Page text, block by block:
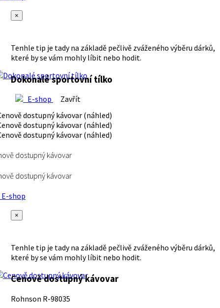
×
Tenhle tip je tady na základě pečlivě zváženého výběru dárků,
které by se vám mohly líbit nebo hodit.
Dokonalé sportovní tílko
E-shop Zavřít
dostupný kávovar
dostupný kávovar
shop
×
Tenhle tip je tady na základě pečlivě zváženého výběru dárků,
které by se vám mohly líbit nebo hodit.
Cenově dostupný kávovar
Rohnson R-98035